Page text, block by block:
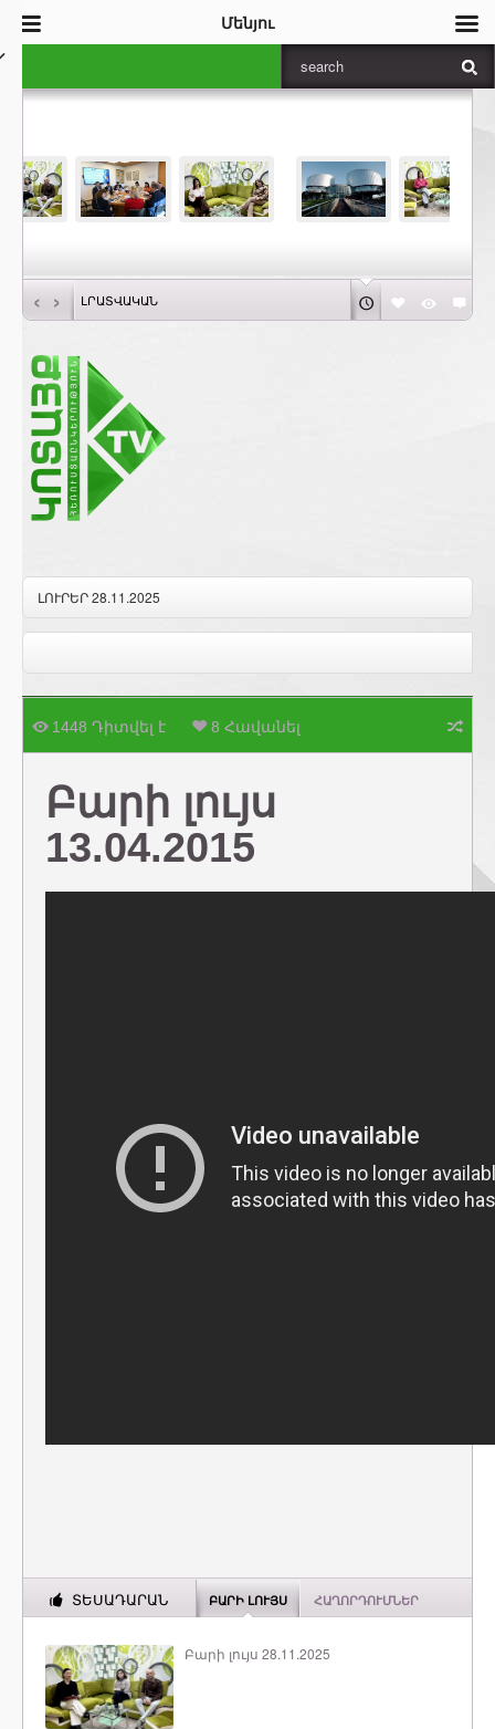
‹ › ԼՐԱՏՎԱԿԱՆ
ԼՈՒՐԵՐ 28.11.2025
1448 Դիտվել է 8 Հավանել
Բարի լույս
13.04.2015
ՏԵՍԱԴԱՐԱՆ ԲԱՐԻ ԼՈՒՅՍ ՀԱՂՈՐԴՈՒՄՆԵՐ
Բարի լույս 28.11.2025
Մենյու